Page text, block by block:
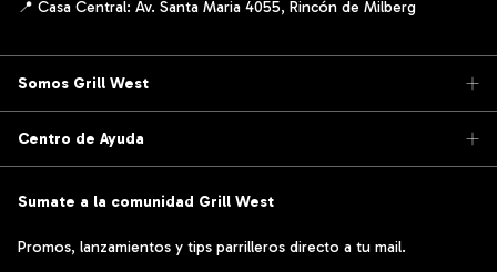
Somos Grill West
Centro de Ayuda
Sumate a la comunidad Grill West
Promos, lanzamientos y tips parrilleros directo a tu mail.